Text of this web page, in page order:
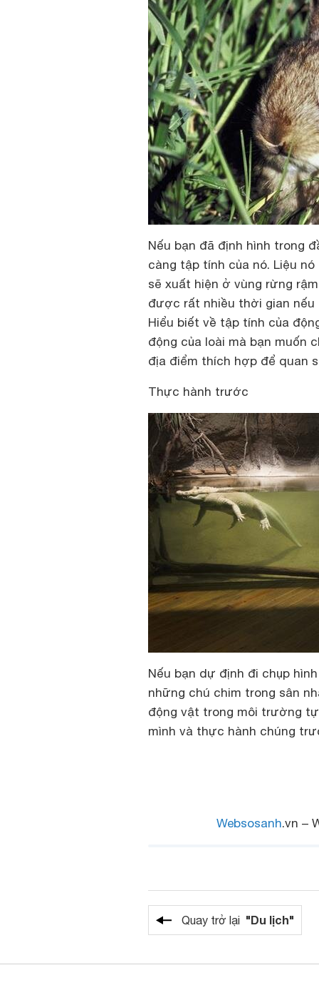
Nếu bạn đã định hình trong
càng tập tính của nó. Liệu
sẽ xuất hiện ở vùng rừng
được rất nhiều thời gian nếu
Hiểu biết về tập tính của
động của loài mà bạn muốn
địa điểm thích hợp để quan
Thực hành trước
Nếu bạn dự định đi chụp
những chú chim trong sân
động vật trong môi trường
mình và thực hành chúng
Websosanh.vn –
Quay trở lại "Du lịch"